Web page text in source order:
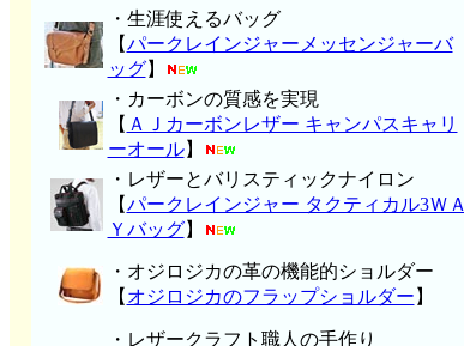
・生涯使えるバッグ
【パークレインジャーメッセンジャーバ
ッグ】
・カーボンの質感を実現
【 ＡＪカーボンレザー キャンパスキャリ
ーオール】
・レザーとバリスティックナイロン
【パークレインジャー タクティカル3ＷＡ
Ｙバッグ】
・オジロジカの革の機能的ショルダー
【 オジロジカのフラップショルダー 】
・レザークラフト職人の手作り